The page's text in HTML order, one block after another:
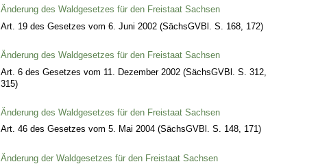
Änderung des Waldgesetzes für den Freistaat Sachsen
Art. 19 des Gesetzes vom 6. Juni 2002 (SächsGVBl. S. 168, 172)
Änderung des Waldgesetzes für den Freistaat Sachsen
Art. 6 des Gesetzes vom 11. Dezember 2002 (SächsGVBl. S. 312,
315)
Änderung des Waldgesetzes für den Freistaat Sachsen
Art. 46 des Gesetzes vom 5. Mai 2004 (SächsGVBl. S. 148, 171)
Änderung der Waldgesetzes für den Freistaat Sachsen